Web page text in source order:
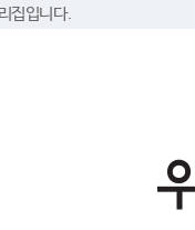
집입니다.